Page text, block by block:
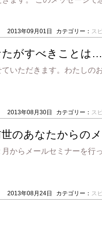
2013年09月01日 カテゴリー： ス
たがすべきことは…
いただきます。わたしの
2013年08月30日 カテゴリー： ス
のあなたからの
からメールセミナーを行
2013年08月24日 カテゴリー： ス